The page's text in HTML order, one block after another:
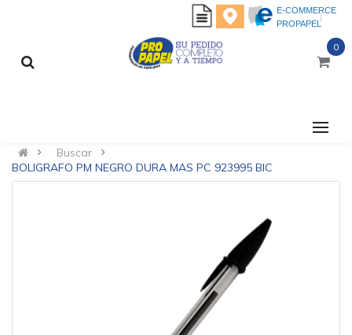
E-COMMERCE
PROPAPEL
0
Buscar
BOLIGRAFO PM NEGRO DURA MAS PC 923995 BIC